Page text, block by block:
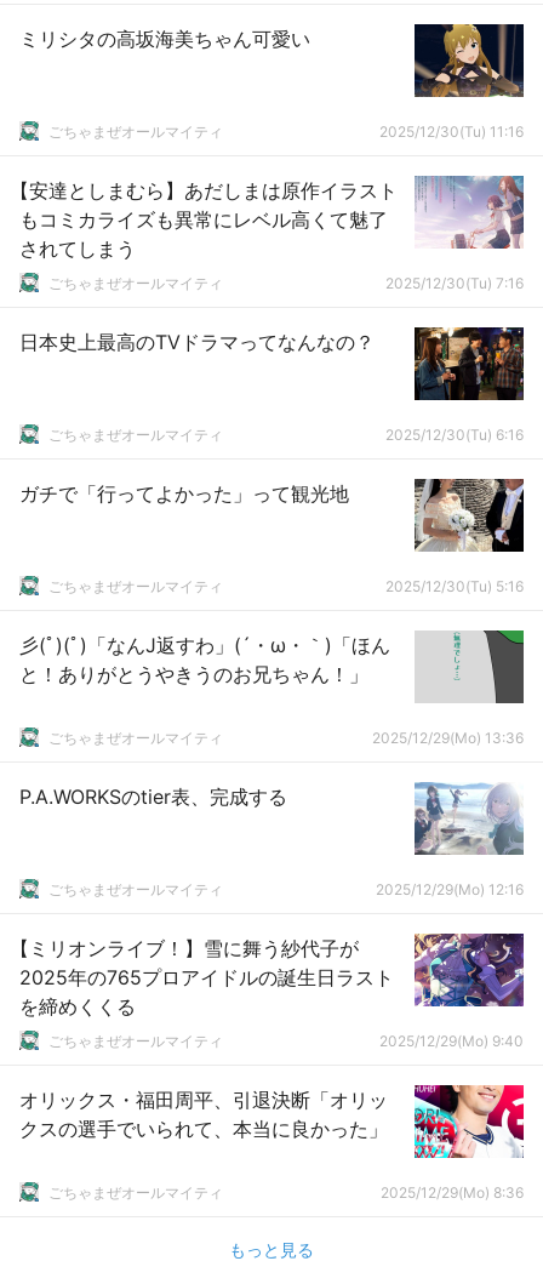
ミリシタの高坂海美ちゃん可愛い
ごちゃまぜオールマイティ 2025/12/30(Tu) 11:16
【安達としまむら】あだしまは原作イラスト
もコミカライズも異常にレベル高くて魅了
されてしまう
ごちゃまぜオールマイティ 2025/12/30(Tu) 7:16
日本史上最高のTVドラマってなんなの？
ごちゃまぜオールマイティ 2025/12/30(Tu) 6:16
ガチで「行ってよかった」って観光地
ごちゃまぜオールマイティ 2025/12/30(Tu) 5:16
彡(ﾟ)(ﾟ)「なんJ返すわ」(´・ω・｀)「ほん
と！ありがとうやきうのお兄ちゃん！」
ごちゃまぜオールマイティ 2025/12/29(Mo) 13:36
P.A.WORKSのtier表、完成する
ごちゃまぜオールマイティ 2025/12/29(Mo) 12:16
【ミリオンライブ！】雪に舞う紗代子が
2025年の765プロアイドルの誕生日ラスト
を締めくくる
ごちゃまぜオールマイティ 2025/12/29(Mo) 9:40
オリックス・福田周平、引退決断「オリッ
クスの選手でいられて、本当に良かった」
ごちゃまぜオールマイティ 2025/12/29(Mo) 8:36
もっと見る